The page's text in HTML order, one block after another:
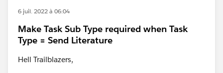
6 juil. 2022 à 06:04
Make Task Sub Type required when Task
Type = Send Literature
Hell Trailblazers,